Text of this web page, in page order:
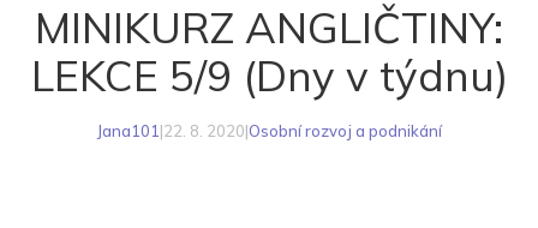
MINIKURZ ANGLIČTINY:
LEKCE 5/9 (Dny v týdnu)
Jana101 |22. 8. 2020|Osobní rozvoj a podnikání